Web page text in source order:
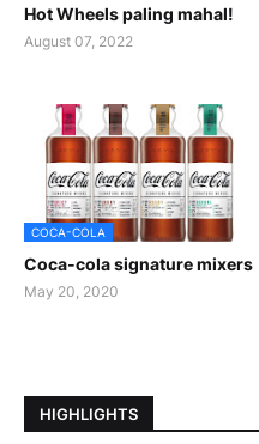
Hot Wheels paling mahal!
August 07, 2022
COCA-COLA
Coca-cola signature mixers
May 20, 2020
HIGHLIGHTS